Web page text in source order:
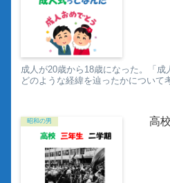
成人が20歳から18歳になった。「成
どのような経緯を辿ったかについて
昭和の男 高校